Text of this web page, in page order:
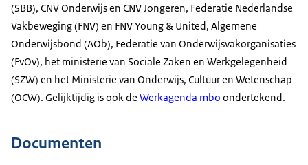
(SBB), CNV Onderwijs en CNV Jongeren, Federatie Nederlandse
Vakbeweging (FNV) en FNV Young & United, Algemene
Onderwijsbond (AOb), Federatie van Onderwijsvakorganisaties
(FvOv), het ministerie van Sociale Zaken en Werkgelegenheid
(SZW) en het Ministerie van Onderwijs, Cultuur en Wetenschap
(OCW). Gelijktijdig is ook de Werkagenda mbo ondertekend.
Documenten